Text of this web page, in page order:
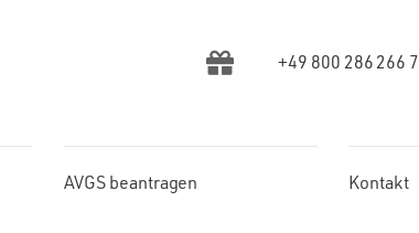
+49 800 286 266 7
AVGS beantragen Kontakt